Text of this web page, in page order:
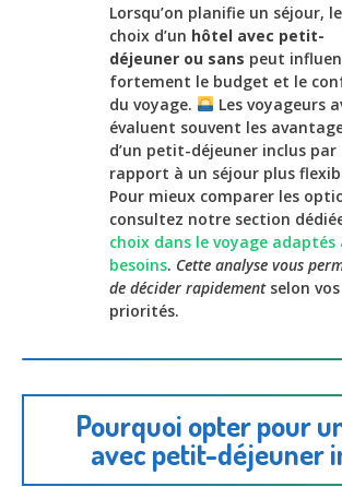
Lorsqu’on planifie un séjour, le
choix d’un hôtel avec petit-
déjeuner ou sans peut
fortement le budget et le
du voyage.
Les voyageurs
évaluent souvent les
d’un petit-déjeuner inclus par
rapport à un séjour plus
Pour mieux comparer les
consultez notre section
choix dans le voyage adaptés
besoins. Cette analyse vous
de décider rapidementselon vos
priorités.
Pourquoi opter pour
avec petit-déjeuner